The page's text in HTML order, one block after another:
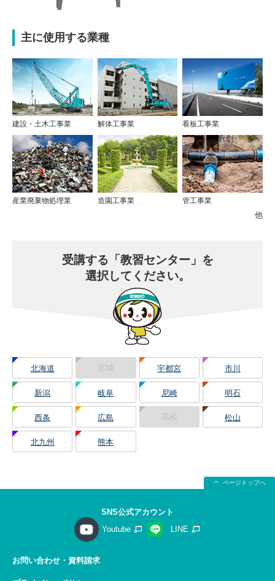
主に使用する業種
建設・土木工事業 解体工事業 看板工事業
産業廃棄物処理業 造園工事業 管工事業
他
受講する 「教習センター」を
選択してください。
北海道 宮城 宇都宮 市川
新潟 岐阜 尼崎 明石
西条 広島 高松 松山
北九州 熊本
ページトップへ
SNS公式アカウント
Youtube
LINE
お問い合わせ・資料請求